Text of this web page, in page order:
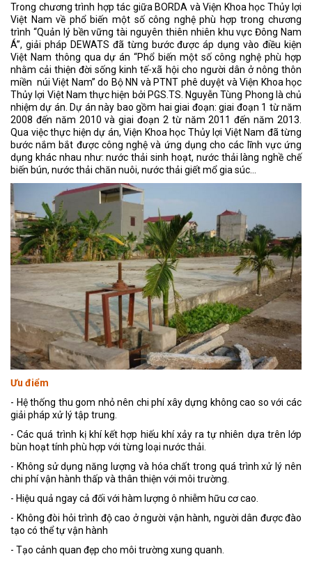
Trong chương trình hợp tác giữa BORDA và Viện Khoa học Thủy lợi
Việt Nam về phổ biến một số công nghệ phù hợp trong chương
trình “Quản lý bền vững tài nguyên thiên nhiên khu vực Đông Nam
Á”, giải pháp DEWATS đã từng bước được áp dụng vào điều kiện
Việt Nam thông qua dự án “Phổ biến một số công nghệ phù hợp
nhằm cải thiện đời sống kinh tế-xã hội cho người dân ở nông thôn
miền núi Việt Nam” do Bộ NN và PTNT phê duyệt và Viện Khoa học
Thủy lợi Việt Nam thực hiện bởi PGS.TS. Nguyễn Tùng Phong là chủ
nhiệm dự án. Dự án này bao gồm hai giai đoạn: giai đoạn 1 từ năm
2008 đến năm 2010 và giai đoạn 2 từ năm 2011 đến năm 2013.
Qua việc thực hiện dự án, Viện Khoa học Thủy lợi Việt Nam đã từng
bước nắm bắt được công nghệ và ứng dụng cho các lĩnh vực ứng
dụng khác nhau như: nước thải sinh hoạt, nước thải làng nghề chế
biến bún, nước thải chăn nuôi, nước thải giết mổ gia súc…
Ưu điểm
- Hệ thống thu gom nhỏ nên chi phí xây dựng không cao so với các
giải pháp xử lý tập trung.
- Các quá trình kị khí kết hợp hiếu khí xảy ra tự nhiên dựa trên lớp
bùn hoạt tính phù hợp với từng loại nước thải.
- Không sử dụng năng lượng và hóa chất trong quá trình xử lý nên
chi phí vận hành thấp và thân thiện với môi trường.
- Hiệu quả ngay cả đối với hàm lượng ô nhiễm hữu cơ cao.
- Không đòi hỏi trình độ cao ở người vận hành, người dân được đào
tạo có thể tự vận hành
- Tạo cảnh quan đẹp cho môi trường xung quanh.